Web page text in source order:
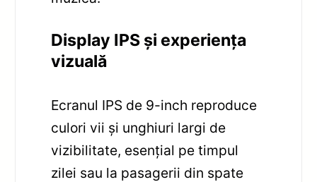
Display IPS și experiența
vizuală
Ecranul IPS de 9-inch reproduce
culori vii și unghiuri largi de
vizibilitate, esențial pe timpul
zilei sau la pasagerii din spate